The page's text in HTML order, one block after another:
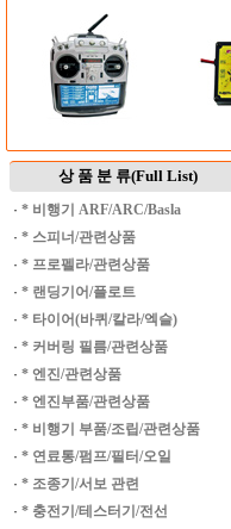
상 품 분 류(Full List)
· * 비행기 ARF/ARC/Basla
· * 스피너/관련상품
· * 프로펠라/관련상품
· * 랜딩기어/플로트
· * 타이어(바퀴/칼라/엑슬)
· * 커버링 필름/관련상품
· * 엔진/관련상품
· * 엔진부품/관련상품
· * 비행기 부품/조립/관련상품
· * 연료통/펌프/필터/오일
· * 조종기/서보 관련
· * 충전기/테스터기/전선